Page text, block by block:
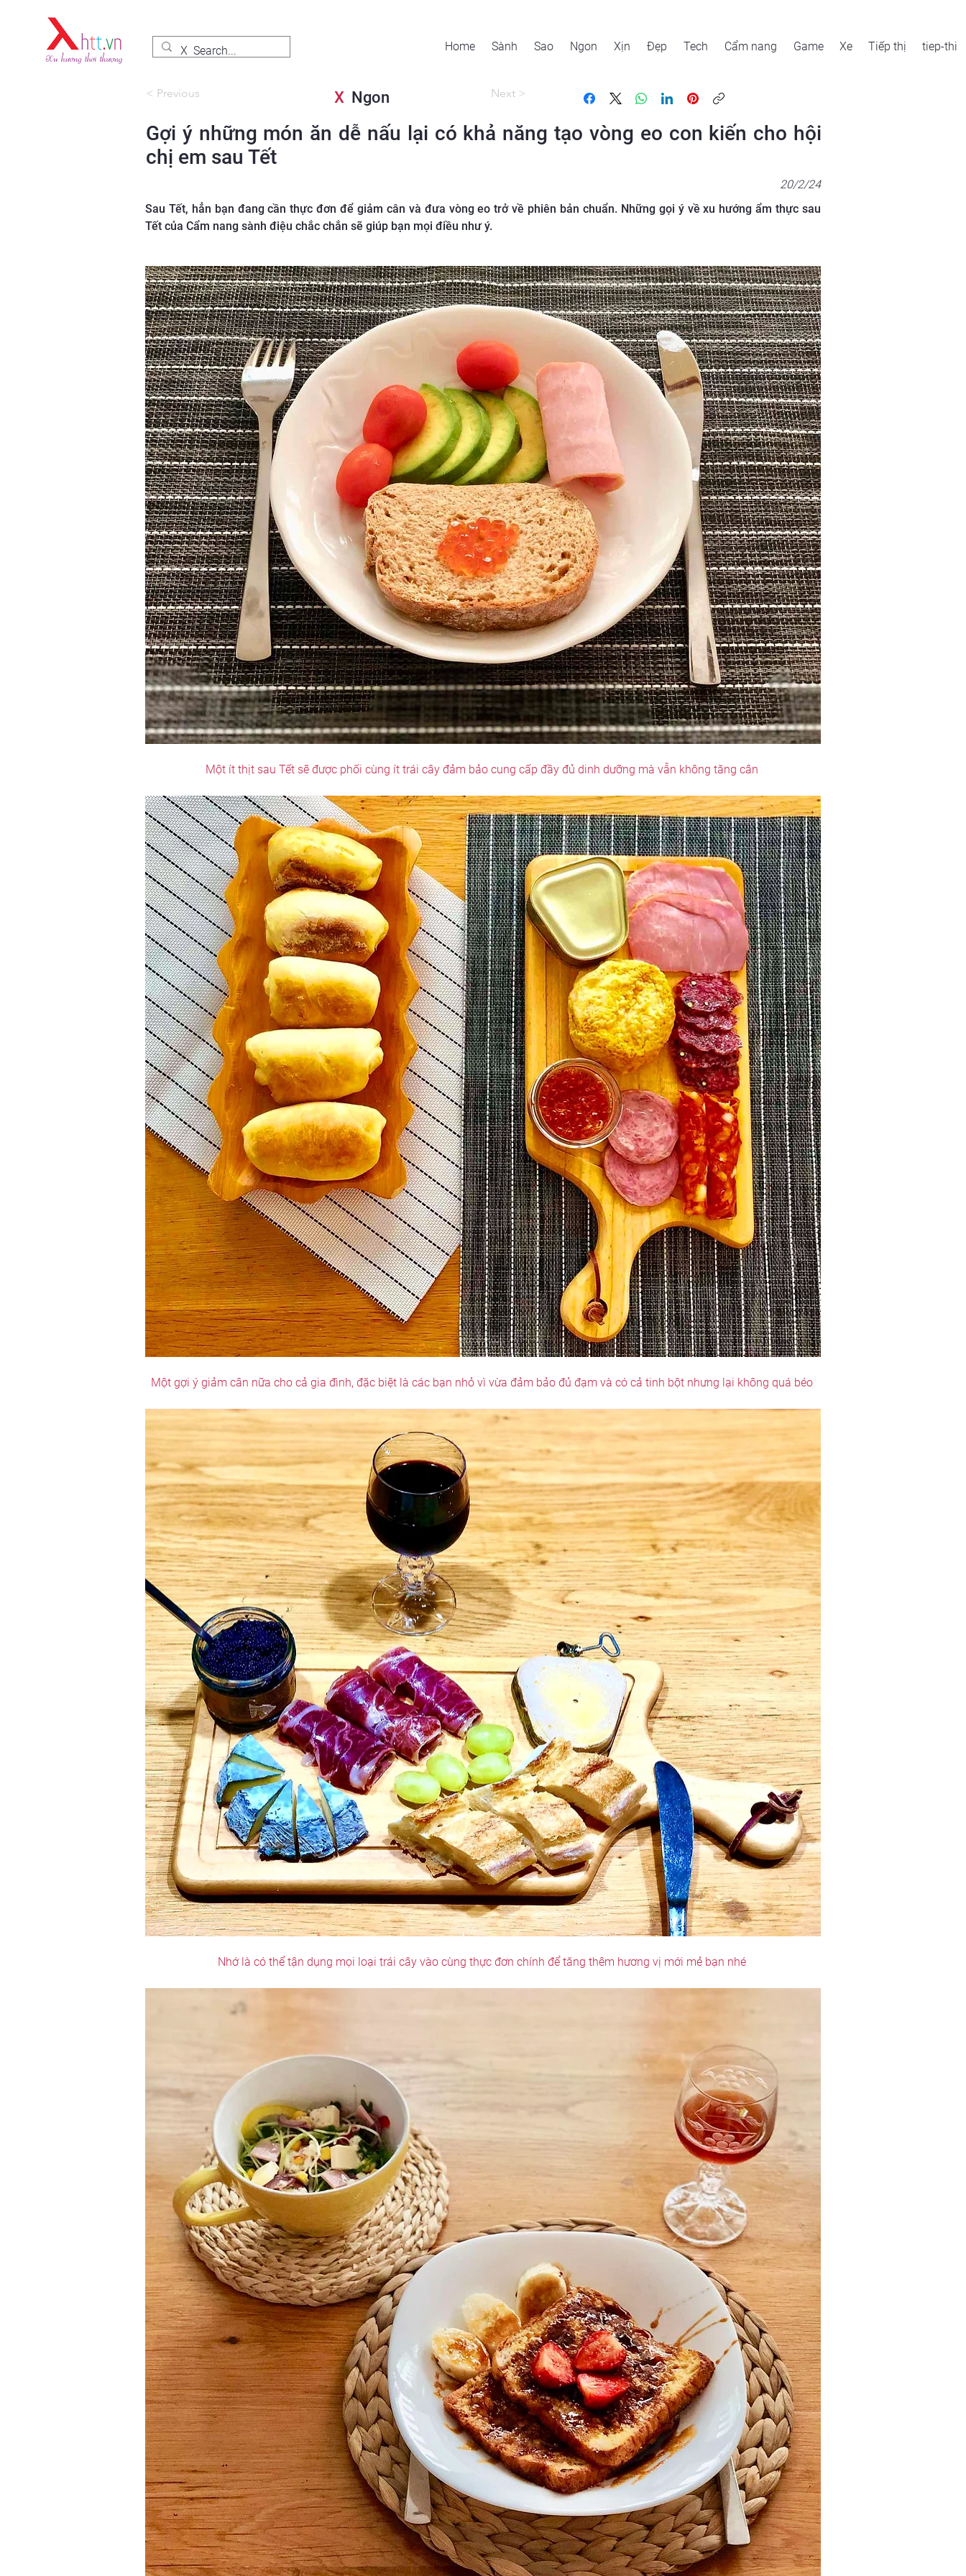
Home Sành Sao Ngon Xịn Đẹp Tech Cẩm nang Game Xe Tiếp thị tiep-thi
< Previous XNgon Next >
Gợi ý những món ăn dễ nấu lại có khả năng tạo vòng eo con kiến cho hội
chị em sau Tết
20/2/24
Sau Tết, hẳn bạn đang cần thực đơn để giảm cân và đưa vòng eo trở về phiên bản chuẩn. Những gọi ý về xu hướng ẩm thực sau
Tết của Cẩm nang sành điệu chắc chắn sẽ giúp bạn mọi điều như ý.
Một ít thịt sau Tết sẽ được phối cùng ít trái cây đảm bảo cung cấp đầy đủ dinh dưỡng mà vẫn không tăng cân
Một gợi ý giảm cân nữa cho cả gia đình, đặc biệt là các bạn nhỏ vì vừa đảm bảo đủ đạm và có cả tinh bột nhưng lại không quá béo
Nhớ là có thể tận dụng mọi loại trái cây vào cùng thực đơn chính để tăng thêm hương vị mới mẻ bạn nhé